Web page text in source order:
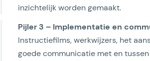
inzichtelijk worden gemaakt.
Pijler 3 – Implementatie en
Instructiefilms, werkwijzers, het
goede communicatie met en